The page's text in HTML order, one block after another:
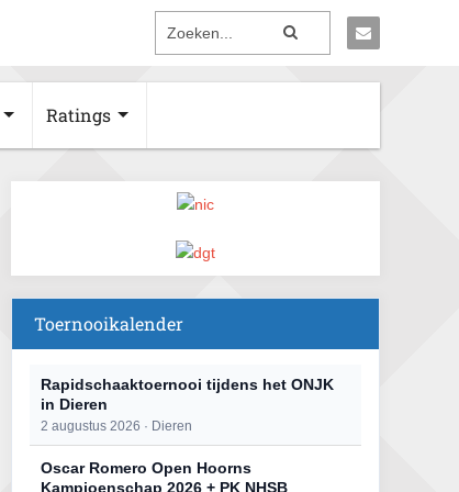
Ratings
Toernooikalender
Rapidschaaktoernooi tijdens het ONJK
in Dieren
2 augustus 2026 · Dieren
Oscar Romero Open Hoorns
Kampioenschap 2026 + PK NHSB